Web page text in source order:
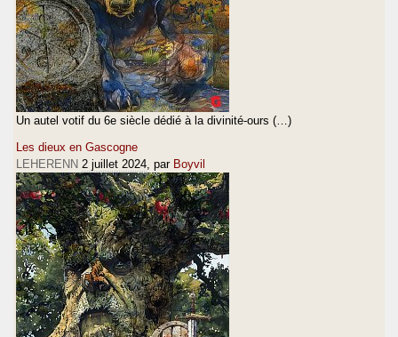
Un autel votif du 6e siècle dédié à la divinité-ours (…)
Les dieux en Gascogne
LEHERENN 2 juillet 2024 , par Boyvil